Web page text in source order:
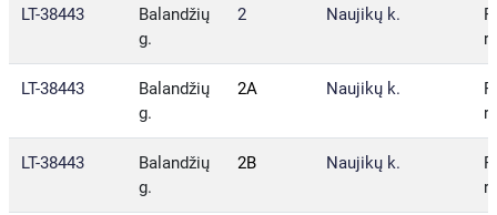
LT-38443
Balandžių
g.
2 Naujikų k.
LT-38443
Balandžių
g.
2A Naujikų k.
LT-38443
Balandžių
g.
2B Naujikų k.